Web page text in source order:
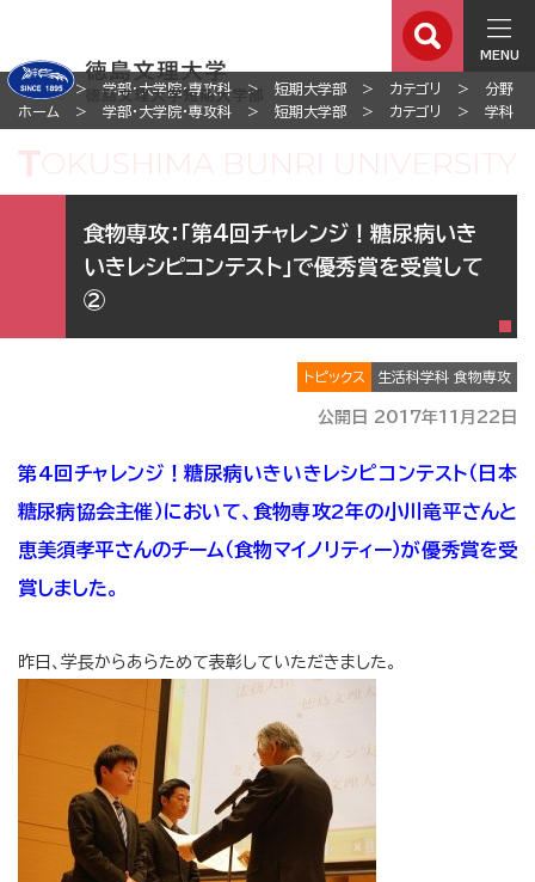
MENU
ホーム 学部・大学院・専攻科 短期大学部 カテゴリ
分野
ホーム
学部・大学院・専攻科 短期大学部 カテゴリ 学科
食物専攻：「第4回チャレンジ！糖尿病いき
いきレシピコンテスト」で優秀賞を受賞して
②
トピックス 生活科学科 食物専攻
公開日 2017年11月22日
第4回チャレンジ！糖尿病いきいきレシピコンテスト（日本
糖尿病協会主催）において、食物専攻2年の小川竜平さんと
恵美須孝平さんのチーム（食物マイノリティー）が優秀賞を受
賞しました。
昨日、学長からあらためて表彰していただきました。